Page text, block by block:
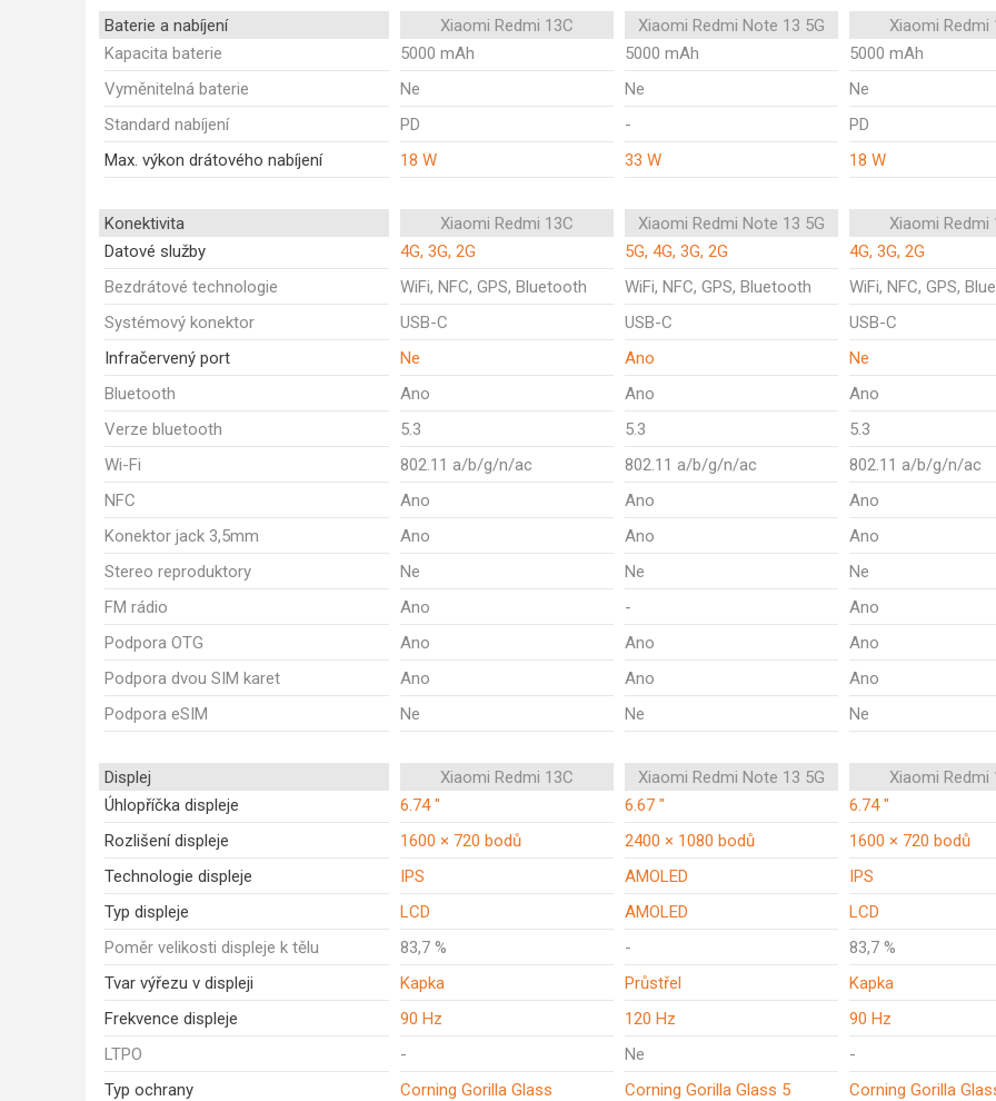
Baterie a nabíjení Xiaomi Redmi 13C Xiaomi Redmi Note 13 5G
Xiaomi Redmi
Kapacita baterie
5000 mAh 5000 mAh
5000 mAh
Vyměnitelná baterie
Ne Ne
Ne
Standard nabíjení
PD -
PD
Max. výkon drátového nabíjení
18 W 33 W 18 W
Konektivita Xiaomi Redmi 13C Xiaomi Redmi Note 13 5G
Xiaomi Redmi
Datové služby
4G, 3G, 2G 5G, 4G, 3G, 2G
4G, 3G, 2G
Bezdrátové technologie
WiFi, NFC, GPS, Bluetooth WiFi, NFC, GPS, Bluetooth
WiFi, NFC, GPS,
Systémový konektor
USB-C USB-C
USB-C
Infračervený port
Ne Ano
Ne
Bluetooth
Ano Ano
Ano
Verze bluetooth
5.3 5.3
5.3
Wi-Fi
802.11 a/b/g/n/ac 802.11 a/b/g/n/ac
802.11 a/b/g/n/ac
NFC
Ano Ano
Ano
Konektor jack 3,5mm
Ano Ano
Ano
Stereo reproduktory
Ne Ne
Ne
FM rádio
Ano -
Ano
Podpora OTG
Ano Ano
Ano
Podpora dvou SIM karet
Ano Ano
Ano
Podpora eSIM
Ne Ne Ne
Displej Xiaomi Redmi 13C Xiaomi Redmi Note 13 5G
Xiaomi Redmi
Úhlopříčka displeje
6.74 " 6.67 "
6.74 "
Rozlišení displeje
1600 × 720 bodů 2400 × 1080 bodů
1600 × 720 bodů
Technologie displeje
IPS AMOLED
IPS
Typ displeje
LCD AMOLED
LCD
Poměr velikosti displeje k tělu
83,7 % -
83,7 %
Tvar výřezu v displeji
Kapka Průstřel
Kapka
Frekvence displeje
90 Hz 120 Hz
90 Hz
LTPO
- Ne
-
Typ ochrany
Corning Gorilla Glass Corning Gorilla Glass 5
Corning Gorilla